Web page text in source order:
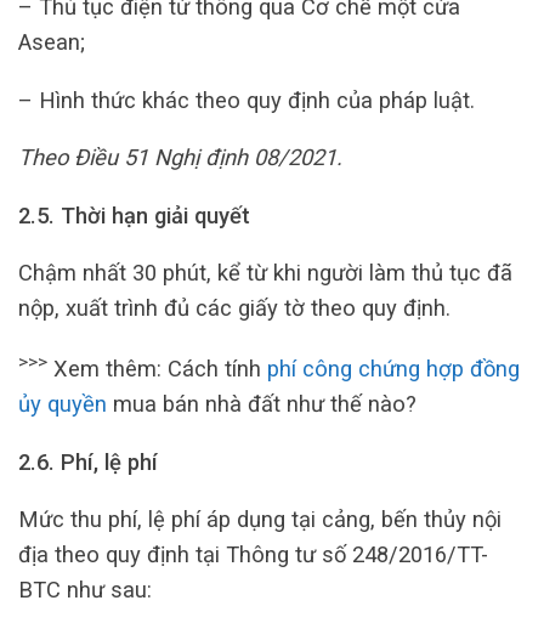
– Thủ tục điện tử thông qua Cơ chế một cửa
Asean;
– Hình thức khác theo quy định của pháp luật.
Theo Điều 51 Nghị định 08/2021.
2.5. Thời hạn giải quyết
Chậm nhất 30 phút, kể từ khi người làm thủ tục đã
nộp, xuất trình đủ các giấy tờ theo quy định.
>>> Xem thêm: Cách tính phí công chứng hợp đồng
ủy quyền mua bán nhà đất như thế nào?
2.6. Phí, lệ phí
Mức thu phí, lệ phí áp dụng tại cảng, bến thủy nội
địa theo quy định tại Thông tư số 248/2016/TT-
BTC như sau: